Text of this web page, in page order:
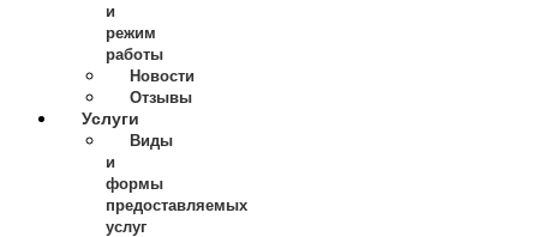
и
режим
работы
Новости
Отзывы
Услуги
Виды
и
формы
предоставляемых
услуг